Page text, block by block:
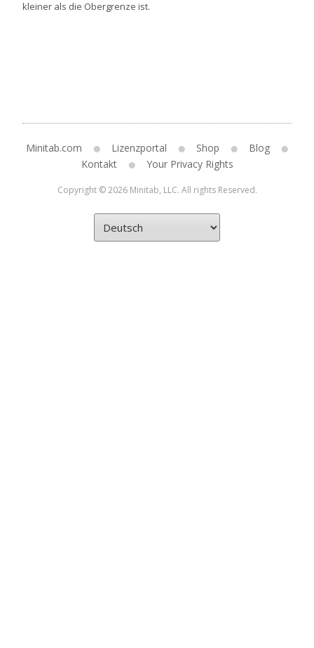
kleiner als die Obergrenze ist.
Minitab.com Lizenzportal Shop
Blog
Kontakt
Your Privacy Rights
Copyright © 2026 Minitab, LLC. All rights Reserved.